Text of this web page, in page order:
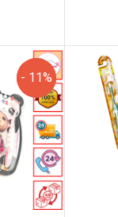
- 11%
- 11%